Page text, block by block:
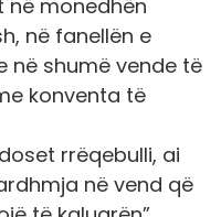
në monedhën
në fanellën e
në shumë vende të
konventa të
rrëqebulli, ai
në vend që